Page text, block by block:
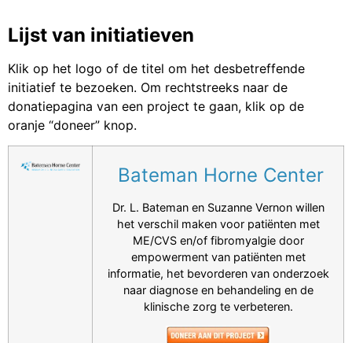
Lijst van initiatieven
Klik op het logo of de titel om het desbetreffende
initiatief te bezoeken. Om rechtstreeks naar de
donatiepagina van een project te gaan, klik op de
oranje “doneer” knop.
Bateman Horne Center
Dr. L. Bateman en Suzanne Vernon willen
het verschil maken voor patiënten met
ME/CVS en/of fibromyalgie door
empowerment van patiënten met
informatie, het bevorderen van onderzoek
naar diagnose en behandeling en de
klinische zorg te verbeteren.